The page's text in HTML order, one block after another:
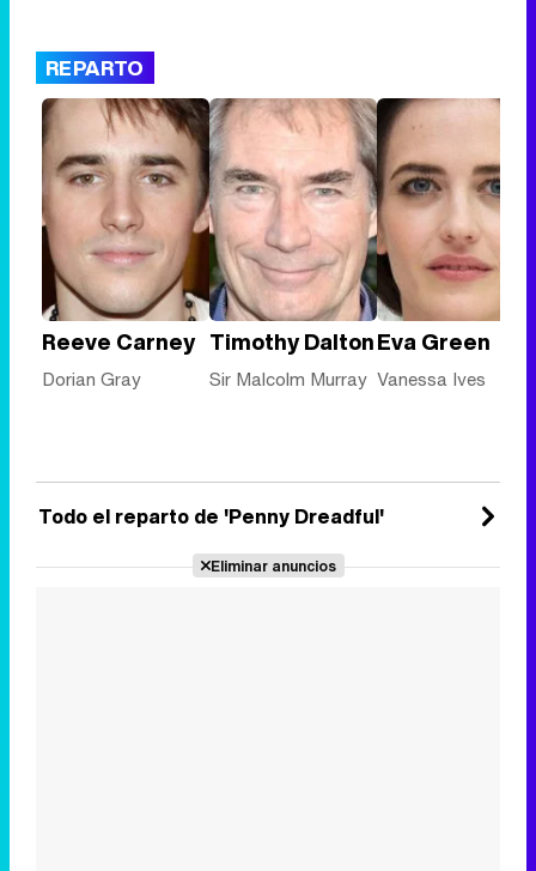
REPARTO
Reeve Carney
Dorian Gray
Timothy Dalton
Sir Malcolm Murray
Eva Green
Vanessa Ives
Todo el reparto de 'Penny Dreadful'
Eliminar anuncios